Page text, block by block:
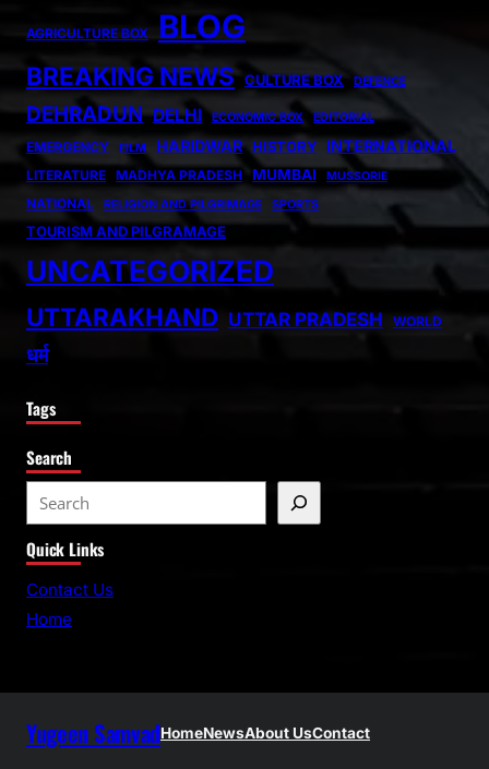
AGRICULTURE BOX BLOG
BREAKING NEWS CULTURE BOX DEFENCE
DEHRADUN DELHI ECONOMIC BOX EDITORIAL
EMERGENCY FILM HARIDWAR HISTORY INTERNATIONAL
LITERATURE MADHYA PRADESH MUMBAI MUSSORIE
NATIONAL RELIGION AND PILGRIMAGE SPORTS
TOURISM AND PILGRAMAGE
UNCATEGORIZED
UTTARAKHAND UTTAR PRADESH WORLD
धर्म
Tags
Search
e
a
r
Quick Links
Contact Us
Home
Yugeen SamvadHomeNewsAbout UsContact